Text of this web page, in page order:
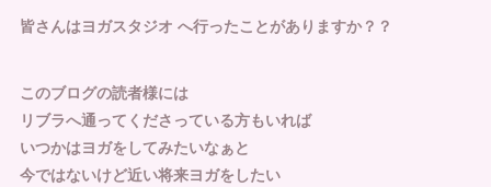
皆さんはヨガスタジオ へ行ったことがありますか？？
このブログの読者様には
リブラへ通ってくださっている方もいれば
いつかはヨガをしてみたいなぁと
今ではないけど近い将来ヨガをしたい